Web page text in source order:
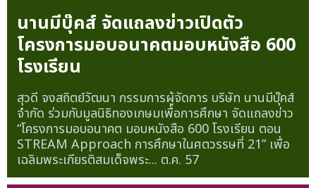
นานมีบุ๊คส์ จัดแถลงข่าวเปิดตัว
โครงการมอบอนาคตมอบหนังสือ 600
โรงเรียน
สุวดี จงสถิตย์วัฒนา กรรมการผู้จัดการ บริษัท นานมีบุ๊คส์
จำกัด ร่วมกับมูลนิธิทองเกษมเพื่อการศึกษา จัดแถลงข่าว
“โครงการมอบอนาคต มอบหนังสือ 600 โรงเรียน ตอน
STREAM Approach การศึกษาในศตวรรษที่ 21” เพื่อ
เฉลิมพระเกียรติสมเด็จพระ... ต.ค. 57